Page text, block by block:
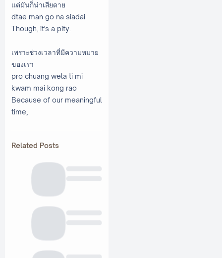
แต่มันก็น่าเสียดาย
dtae man go na siadai
Though, it's a pity.
เพราะช่วงเวลาที่มีความหมาย
ของเรา
pro chuang wela ti mi
kwam mai kong rao
Because of our meaningful
time,
Related Posts